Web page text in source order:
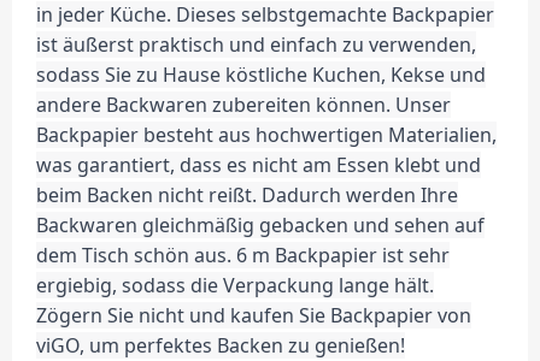
in jeder Küche. Dieses selbstgemachte Backpapier
ist äußerst praktisch und einfach zu verwenden,
sodass Sie zu Hause köstliche Kuchen, Kekse und
andere Backwaren zubereiten können. Unser
Backpapier besteht aus hochwertigen Materialien,
was garantiert, dass es nicht am Essen klebt und
beim Backen nicht reißt. Dadurch werden Ihre
Backwaren gleichmäßig gebacken und sehen auf
dem Tisch schön aus. 6 m Backpapier ist sehr
ergiebig, sodass die Verpackung lange hält.
Zögern Sie nicht und kaufen Sie Backpapier von
viGO, um perfektes Backen zu genießen!